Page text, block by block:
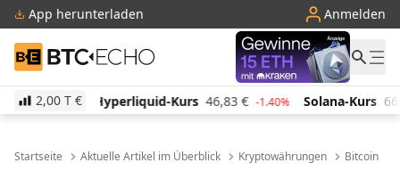
App herunterladen Anmelden
BTC-ECHO
2,00 T €
Kurs 46,83 € -1.40% Solana-Kurs 66,40 € 0.70% TRON-
Startseite Aktuelle Artikel im Überblick Kryptowährungen Bitcoin